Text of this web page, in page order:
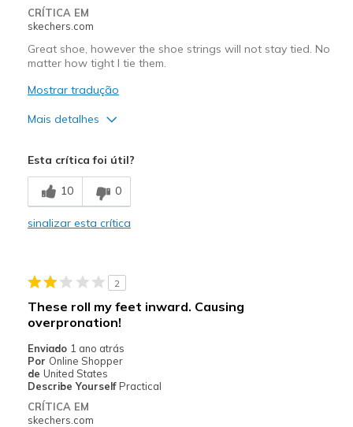
Sizing
View On Shoes
CRÍTICA EM
skechers.com
Great shoe, however the shoe strings will not stay tied. No
matter how tight I tie them.
Mostrar tradução
Mais detalhes
Breathe Well
Comfortable
Stylish
Contras
Shoe strings will not stay tied, no matter how t
Melhores utilizações
Casual Wear
Esta crítica foi útil?
10 0
sinalizar esta crítica
2
These roll my feet inward. Causing
overpronation!
Enviado 1 ano atrás
Por Online Shopper
de United States
Describe Yourself Practical
CRÍTICA EM
skechers.com